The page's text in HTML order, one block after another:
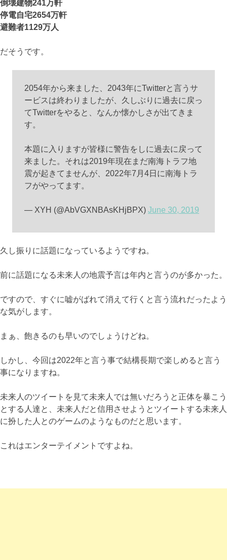
倒壊建物241万軒
停電自宅2654万軒
避難者1129万人
だそうです。
2054年から来ました、2043年にTwitterと言うサ
ービスは終わりましたが、久しぶりに過去に戻っ
てTwitterをやると、なんか懐かしさが出てきま
す。
本題に入りますが皆様に警告をしに過去に戻って
来ました。それは2019年現在まだ南海トラフ地
震が起きてませんが、2022年7月4日に南海トラ
フがやってます。
— XYH (@AbVGXNBAsKHjBPX) June 30, 2019
久し振りに話題になっているようですね。
前に話題になる未来人の地震予言は年内と言うのが多かった。
ですので、すぐに嘘がばれて消えて行くと言う流れだったよう
な気がします。
まぁ、飽きるのも早いのでしょうけどね。
しかし、今回は2022年と言う事で結構長期で楽しめると言う
事になりますね。
未来人のツイートを見て未来人では無いだろうと正体を暴こう
とする人達と、未来人だと信用させようとツイートする未来人
に扮した人とのゲームのようなものだと思います。
これはエンターテイメントですよね。